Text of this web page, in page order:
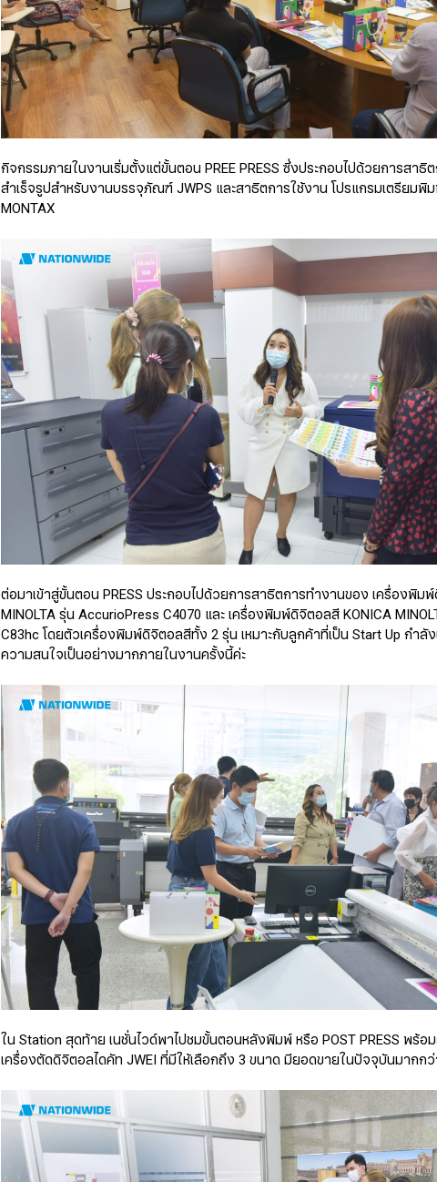
กิจกรรมภายในงานเริ่มตั้งแต่ขั้นตอน PREE PRESS ซึ่งประกอบไปด้วยการสาธิ
สำเร็จรูปสำหรับงานบรรจุภัณฑ์ JWPS และสาธิตการใช้งาน โปรแกรมเตรียม
MONTAX
ต่อมาเข้าสู่ขั้นตอน PRESS ประกอบไปด้วยการสาธิตการทำงานของ เครื่องพิม
MINOLTA รุ่น AccurioPress C4070 และ เครื่องพิมพ์ดิจิตอลสี KONICA
C83hc โดยตัวเครื่องพิมพ์ดิจิตอลสีทั้ง 2 รุ่น เหมาะกับลูกค้าที่เป็น Start Up กำลั
ความสนใจเป็นอย่างมากภายในงานครั้งนี้ค่ะ
ใน Station สุดท้าย เนชั่นไวด์พาไปชมขั้นตอนหลังพิมพ์ หรือ POST PRESS พร้
เครื่องตัดดิจิตอลไดคัท JWEI ที่มีให้เลือกถึง 3 ขนาด มียอดขายในปัจจุบันมากกว่